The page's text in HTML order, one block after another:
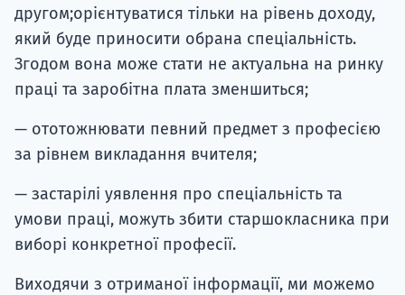
другом;орієнтуватися тільки на рівень доходу,
який буде приносити обрана спеціальність.
Згодом вона може стати не актуальна на ринку
праці та заробітна плата зменшиться;
— ототожнювати певний предмет з професією
за рівнем викладання вчителя;
— застарілі уявлення про спеціальність та
умови праці, можуть збити старшокласника при
виборі конкретної професії.
Виходячи з отриманої інформації, ми можемо